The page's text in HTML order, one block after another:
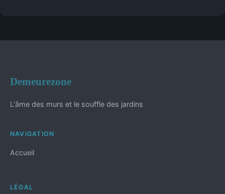
Demeurezone
L'âme des murs et le souffle des jardins
NAVIGATION
Accueil
LÉGAL